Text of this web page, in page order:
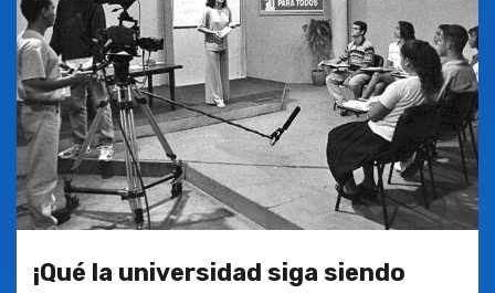
¡Qué la universidad siga siendo